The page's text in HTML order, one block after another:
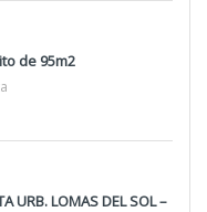
de 95m2
URB. LOMAS DEL SOL –